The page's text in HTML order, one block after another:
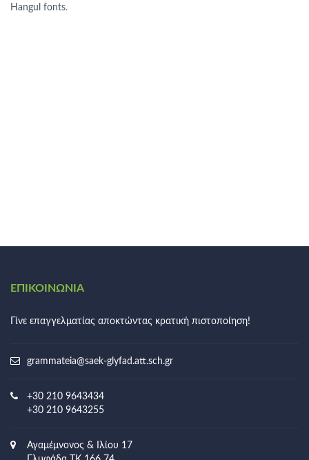
Hangul fonts.
ΕΠΙΚΟΙΝΩΝΊΑ
Γίνε επαγγελματίας αποκτώντας κρατική πιστοποίηση!
grammateia@saek-glyfad.att.sch.gr
+30 210 9643434
+30 210 9643255
Αγαμέμνονος & Ιλίου 17